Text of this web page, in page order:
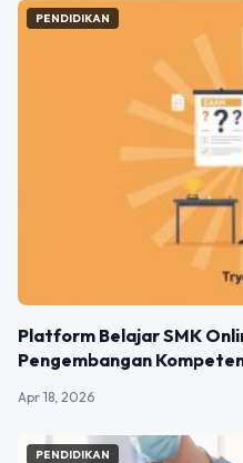
PENDIDIKAN
Platform Belajar SMK
Pengembangan
Apr 18, 2026
PENDIDIKAN